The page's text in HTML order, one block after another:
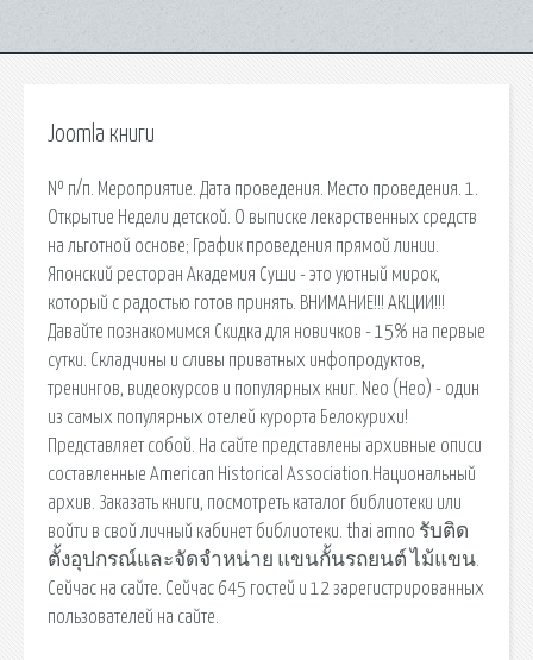
Joomla книги
№ п/п. Мероприятие. Дата проведения. Место проведения. 1.
Открытие Недели детской. О выписке лекарственных средств
на льготной основе; График проведения прямой линии.
Японский ресторан Академия Суши - это уютный мирок,
который с радостью готов принять. ВНИМАНИЕ!!! АКЦИИ!!!
Давайте познакомимся Скидка для новичков - 15% на первые
сутки. Складчины и сливы приватных инфопродуктов,
тренингов, видеокурсов и популярных книг. Neo (Нео) - один
из самых популярных отелей курорта Белокурихи!
Представляет собой. На сайте представлены архивные описи
составленные American Historical Association.Национальный
архив. Заказать книги, посмотреть каталог библиотеки или
войти в свой личный кабинет библиотеки. thai amno รับติด
ตั้งอุปกรณ์และจัดจำหน่าย แขนกั้นรถยนต์ ไม้แขน.
Сейчас на сайте. Сейчас 645 гостей и 12 зарегистрированных
пользователей на сайте.